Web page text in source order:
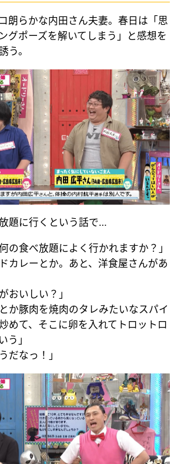
朗らかな内田さん夫妻。春日は「思
グポーズを解いてしまう」と感想を
う。
題に行くという話で…
の食べ放題によく行かれますか？」
カレーとか。あと、洋食屋さんがあ
おいしい？」
か豚肉を焼肉のタレみたいなスパイ
めて、そこに卵を入れてトロットロ
う」
だなっ！」